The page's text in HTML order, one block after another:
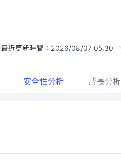
最近更新時間： 2026/08/07 05:30
安全性分析 成長分析